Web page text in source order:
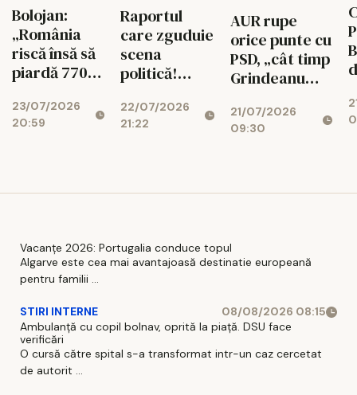
Bolojan:
„România
riscă însă să
piardă 770
de euro dacă
legea
23/07/2026
20:59
Raportul
care zguduie
scena
politică!
explică de ce
cresc
22/07/2026
21:22
AUR rupe
orice punte cu
PSD, „cât timp
Grindeanu
partidul”
21/07/2026
09:30
Vacanțe 2026: Portugalia conduce topul
Algarve este cea mai avantajoasă destinatie europeană
pentru familii ...
STIRI INTERNE
08/08/2026 08:15
Ambulanță cu copil bolnav, oprită la piață. DSU face
verificări
O cursă către spital s-a transformat intr-un caz cercetat
de autorit ...